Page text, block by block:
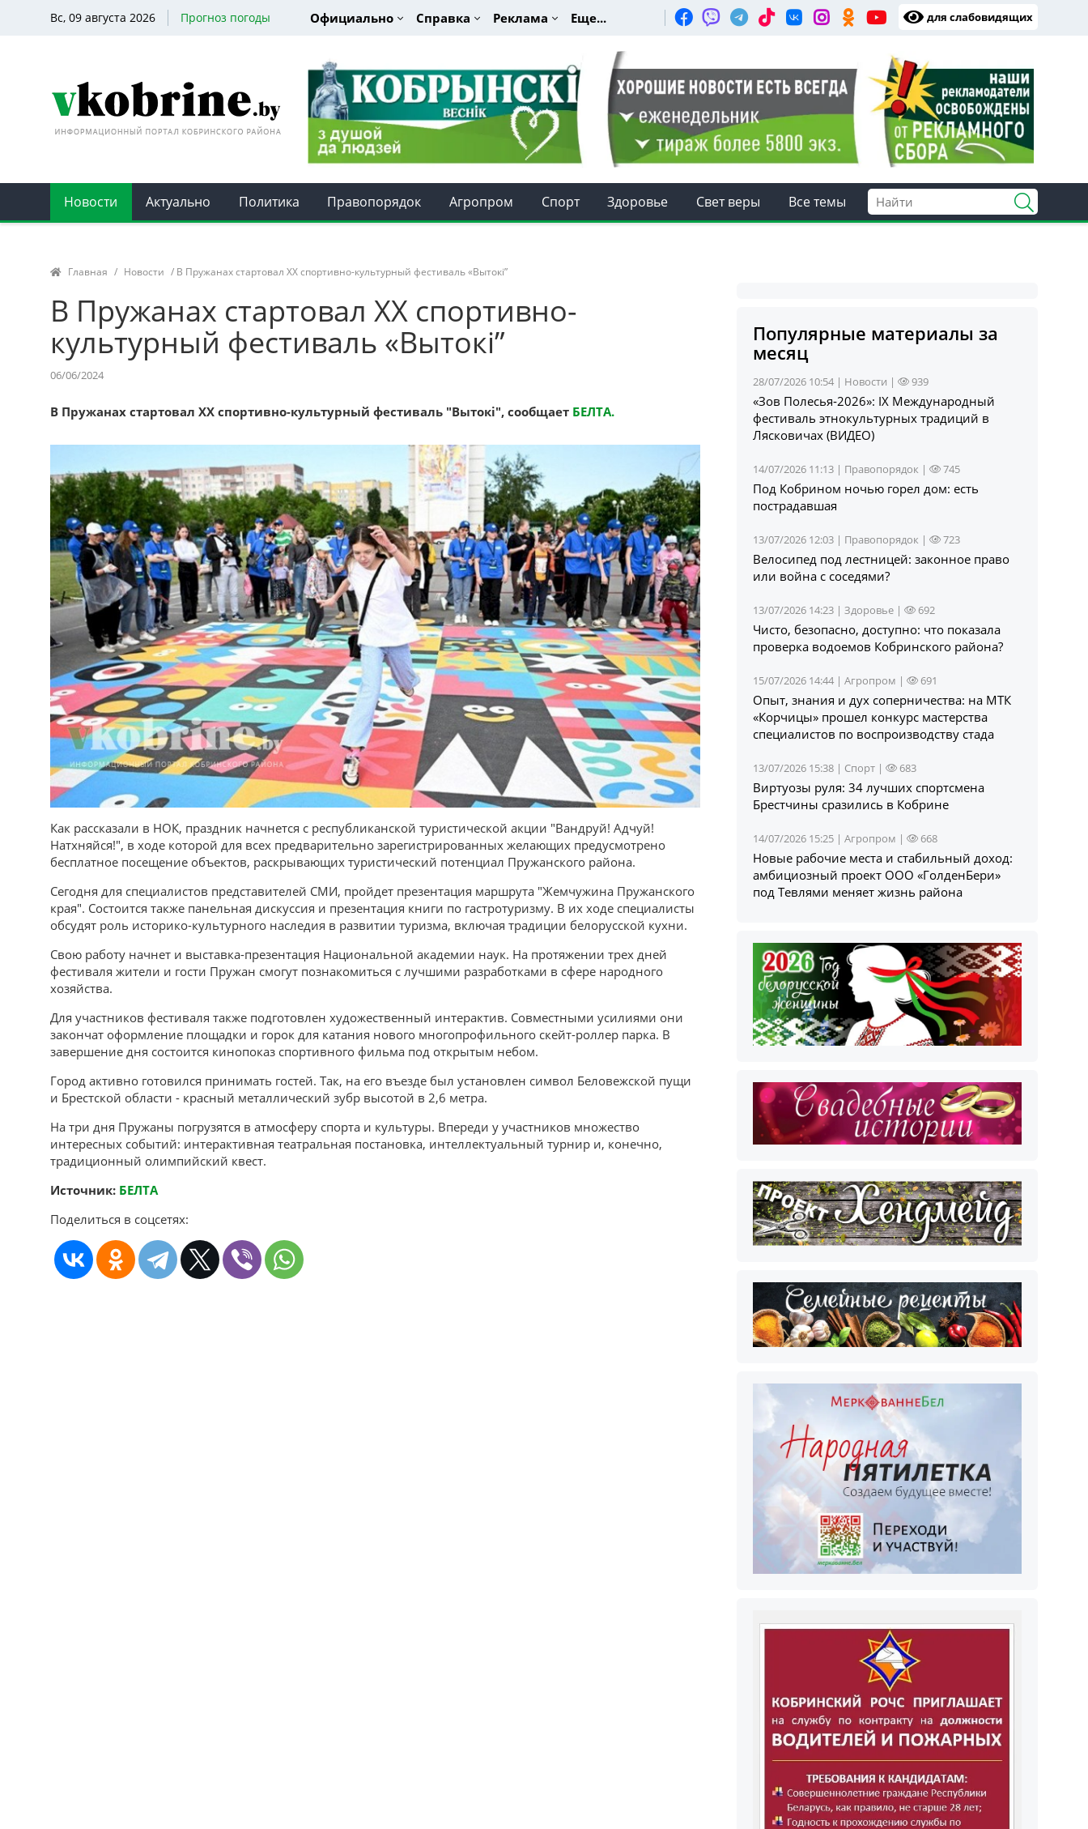
Вс, 09 августа 2026 Прогноз погоды Официально Справка Реклама Еще... для слабовидящих
Новости Актуально Политика Правопорядок Агропром Спорт Здоровье Свет веры Все темы
Главная / Новости / В Пружанах стартовал ХХ спортивно-культурный фестиваль «Вытокі”
В Пружанах стартовал ХХ спортивно-
культурный фестиваль «Вытокі”
06/06/2024
В Пружанах стартовал ХХ спортивно-культурный фестиваль "Вытокi", сообщает БЕЛТА.
Как рассказали в НОК, праздник начнется с республиканской туристической акции "Вандруй! Адчуй!
Натхняйся!", в ходе которой для всех предварительно зарегистрированных желающих предусмотрено
бесплатное посещение объектов, раскрывающих туристический потенциал Пружанского района.
Сегодня для специалистов представителей СМИ, пройдет презентация маршрута "Жемчужина Пружанского
края". Состоится также панельная дискуссия и презентация книги по гастротуризму. В их ходе специалисты
обсудят роль историко-культурного наследия в развитии туризма, включая традиции белорусской кухни.
Свою работу начнет и выставка-презентация Национальной академии наук. На протяжении трех дней
фестиваля жители и гости Пружан смогут познакомиться с лучшими разработками в сфере народного
хозяйства.
Для участников фестиваля также подготовлен художественный интерактив. Совместными усилиями они
закончат оформление площадки и горок для катания нового многопрофильного скейт-роллер парка. В
завершение дня состоится кинопоказ спортивного фильма под открытым небом.
Город активно готовился принимать гостей. Так, на его въезде был установлен символ Беловежской пущи
и Брестской области - красный металлический зубр высотой в 2,6 метра.
На три дня Пружаны погрузятся в атмосферу спорта и культуры. Впереди у участников множество
интересных событий: интерактивная театральная постановка, интеллектуальный турнир и, конечно,
традиционный олимпийский квест.
Источник: БЕЛТА
Поделиться в соцсетях:
Популярные материалы за
месяц
28/07/2026 10:54 | Новости | 939
«Зов Полесья‑2026»: IX Международный
фестиваль этнокультурных традиций в
Лясковичах (ВИДЕО)
14/07/2026 11:13 | Правопорядок | 745
Под Кобрином ночью горел дом: есть
пострадавшая
13/07/2026 12:03 | Правопорядок | 723
Велосипед под лестницей: законное право
или война с соседями?
13/07/2026 14:23 |Здоровье | 692
Чисто, безопасно, доступно: что показала
проверка водоемов Кобринского района?
15/07/2026 14:44 |Агропром | 691
Опыт, знания и дух соперничества: на МТК
«Корчицы» прошел конкурс мастерства
специалистов по воспроизводству стада
13/07/2026 15:38 | Спорт | 683
Виртуозы руля: 34 лучших спортсмена
Брестчины сразились в Кобрине
14/07/2026 15:25 |Агропром | 668
Новые рабочие места и стабильный доход:
амбициозный проект ООО «ГолденБери»
под Тевлями меняет жизнь района